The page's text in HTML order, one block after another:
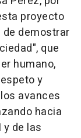
proyecto
de demostrar
que
humano,
y
avances
hacia
de las